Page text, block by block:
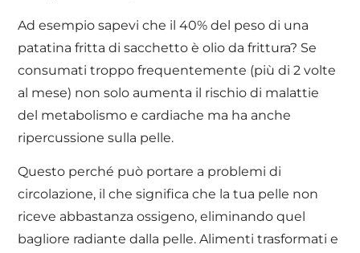
Ad esempio sapevi che il 40% del peso di una
patatina fritta di sacchetto è olio da frittura? Se
consumati troppo frequentemente (più di 2 volte
al mese) non solo aumenta il rischio di malattie
del metabolismo e cardiache ma ha anche
ripercussione sulla pelle.
Questo perché può portare a problemi di
circolazione, il che significa che la tua pelle non
riceve abbastanza ossigeno, eliminando quel
bagliore radiante dalla pelle. Alimenti trasformati e